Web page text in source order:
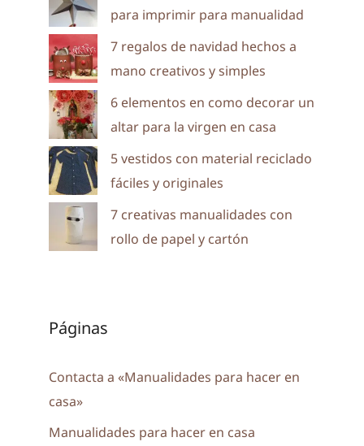
para imprimir para manualidad
7 regalos de navidad hechos a
mano creativos y simples
6 elementos en como decorar un
altar para la virgen en casa
5 vestidos con material reciclado
fáciles y originales
7 creativas manualidades con
rollo de papel y cartón
Páginas
Contacta a «Manualidades para hacer en
casa»
Manualidades para hacer en casa